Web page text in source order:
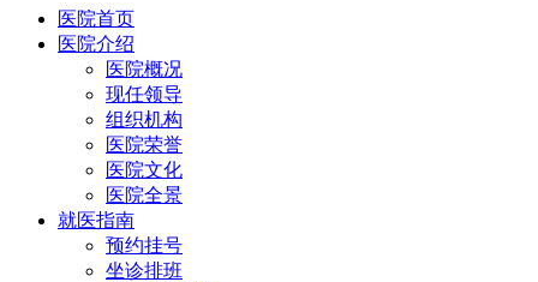
医院首页
医院介绍
医院概况
现任领导
组织机构
医院荣誉
医院文化
医院全景
就医指南
预约挂号
坐诊排班